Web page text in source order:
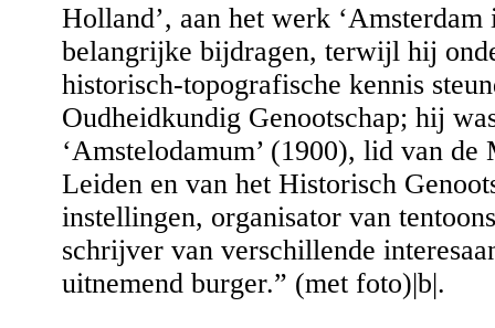
Holland’, aan het werk ‘Amsterdam
belangrijke bijdragen, terwijl hij
historisch-topografische kennis
Oudheidkundig Genootschap; hij
‘Amstelodamum’ (1900), lid van
Leiden en van het Historisch
instellingen, organisator van
schrijver van verschillende
uitnemend burger.” (met foto)|b|.